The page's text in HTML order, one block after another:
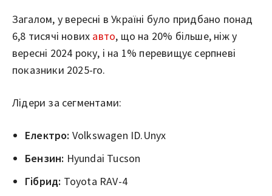
Загалом, у вересні в Україні було придбано понад
6,8 тисячі нових авто, що на 20% більше, ніж у
вересні 2024 року, і на 1% перевищує серпневі
показники 2025-го.
Лідери за сегментами:
Електро: Volkswagen ID.Unyx
Бензин: Hyundai Tucson
Гібрид: Toyota RAV-4